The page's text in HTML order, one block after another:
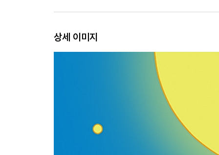
상세 이미지